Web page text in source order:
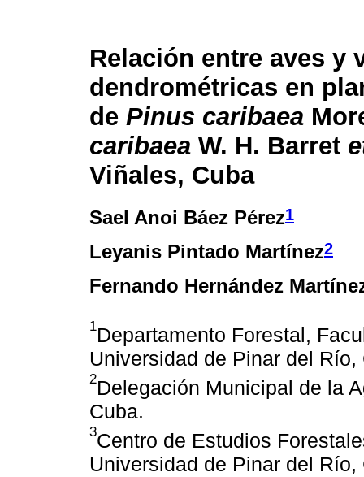
Relación entre aves y
dendrométricas en
de Pinus caribaea
caribaea W. H. Barret
Viñales, Cuba
Sael Anoi Báez Pérez1
Leyanis Pintado Martínez2
Fernando Hernández
1Departamento Forestal,
Universidad de Pinar del
2Delegación Municipal de la
Cuba.
3Centro de Estudios
Universidad de Pinar del Río,